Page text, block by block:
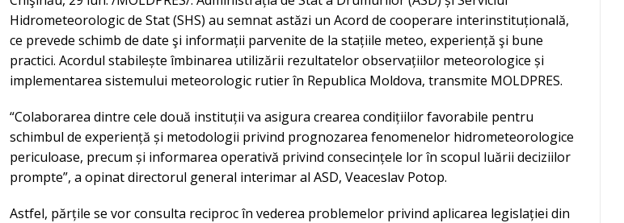
Hidrometeorologic de Stat (SHS) au semnat astăzi un Acord de cooperare interinstituțională,
ce prevede schimb de date şi informații parvenite de la stațiile meteo, experiență şi bune
practici. Acordul stabilește îmbinarea utilizării rezultatelor observațiilor meteorologice și
implementarea sistemului meteorologic rutier în Republica Moldova, transmite MOLDPRES.
“Colaborarea dintre cele două instituții va asigura crearea condițiilor favorabile pentru
schimbul de experiență și metodologii privind prognozarea fenomenelor hidrometeorologice
periculoase, precum și informarea operativă privind consecințele lor în scopul luării deciziilor
prompte”, a opinat directorul general interimar al ASD, Veaceslav Potop.
Astfel, părțile se vor consulta reciproc în vederea problemelor privind aplicarea legislației din